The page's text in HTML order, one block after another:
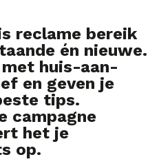
reclame bereik
én nieuwe.
huis-aan-
en geven je
tips.
campagne
het je
op.